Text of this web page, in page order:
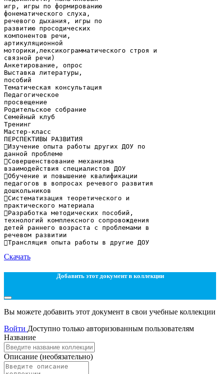
игр, игры по формированию
фонематического слуха,
речевого дыхания, игры по
развитию просодических
компонентов речи,
артикуляционной
моторики,лексикограмматического строя и
связной речи)
Анкетирование, опрос
Выставка литературы,
пособий
Тематическая консультация
Педагогическое
просвещение
Родительское собрание
Семейный клуб
Тренинг
Мастер-класс
ПЕРСПЕКТИВЫ РАЗВИТИЯ
Изучение опыта работы других ДОУ по
данной проблеме
Совершенствование механизма
взаимодействия специалистов ДОУ
Обучение и повышение квалификации
педагогов в вопросах речевого развития
дошкольников
Систематизация теоретического и
практического материала
Разработка методических пособий,
технологий комплексного сопровождения
детей раннего возраста с проблемами в
речевом развитии
Скачать
Добавить этот документ в коллекции
Вы можете добавить этот документ в свои учебные коллекции
Войти Доступно только авторизованным пользователям
Название
Описание (необязательно)